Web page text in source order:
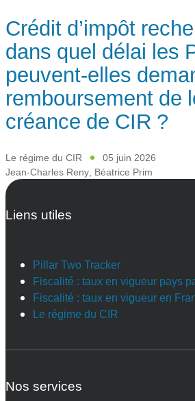
Crédit d’impôt
dans quel délai les
peuvent‑elles
remboursement de
créance de CIR ?
Le régime du CIR
05 juin 2026
Jean-Charles Reny Béatrice Prim
Liens utiles
Pillar Two Tracker
Fiscalité : taux en vigueur pays
Fiscalité : taux en vigueur en
Le régime du CIR
Nos services